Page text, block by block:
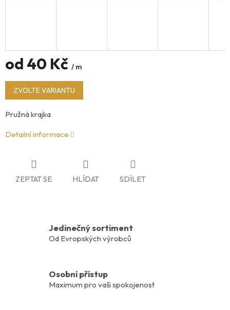
od 40 Kč / m
Měrná
cena:
ZVOLTE VARIANTU
Pružná krajka
Detailní informace
ZEPTAT SE HLÍDAT SDÍLET
Jedinečný sortiment
Od Evropských výrobců
Osobní přístup
Maximum pro vaši spokojenost